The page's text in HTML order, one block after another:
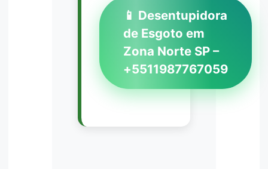
📱 Desentupidora
de Esgoto em
Zona Norte SP –
+5511987767059